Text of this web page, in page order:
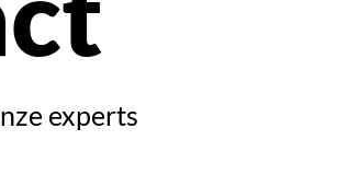
experts